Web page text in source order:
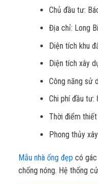
Chủ đầu tư:
Địa chỉ: Long
Diện tích khu
Diện tích xây
Công năng sử
Chi phí đầu
Thời điểm
Phong thủy
Mẫu nhà ống đẹp có
chống nóng. Hệ thống